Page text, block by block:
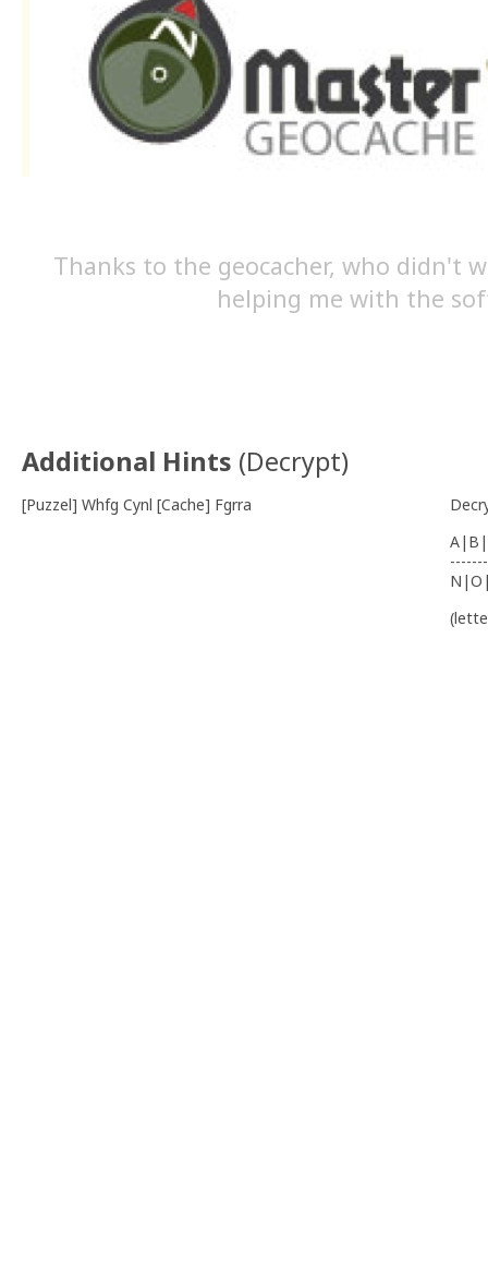
Thanks to the geocacher, who didn't
helping me with the
Additional Hints (Decrypt)
[Puzzel] Whfg Cynl [Cache] Fgrra